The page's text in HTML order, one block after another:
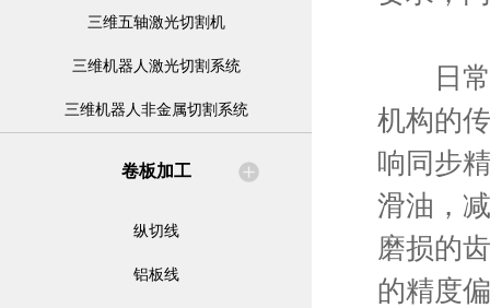
三维五轴激光切割机
三维机器人激光切割系统
三维机器人非金属切割系统
卷板加工
纵切线
铝板线
日常
机构的
响同步
滑油，
磨损的
的精度